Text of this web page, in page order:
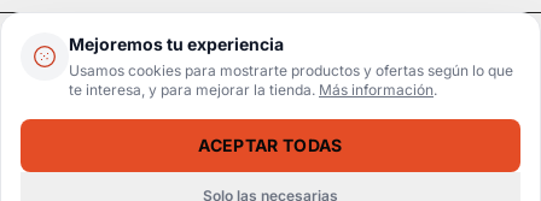
Mejoremos tu experiencia
Usamos cookies para mostrarte productos y ofertas según lo que
te interesa, y para mejorar la tienda. Más información.
ACEPTAR TODAS
Solo las necesarias
CAMISETA ADIDAS LOCAL BOCA JUNIORS 25/26 HOMBRE | JJ4298
LEGAL
Pago seguro SSL / Datos protegidos
Realsport © 2026
WebPay MercadoPago Tarjetas